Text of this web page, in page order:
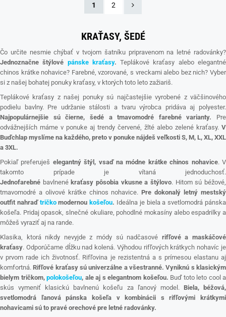
1
2
KRAŤASY, ŠEDÉ
Čo určite nesmie chýbať v tvojom šatníku pripravenom na letné radovánky?
Jednoznačne štýlové pánske kraťasy.Teplákové kraťasy alebo elegantné
chinos krátke nohavice? Farebné, vzorované, s vreckami alebo bez nich? Vyber
si z našej bohatej ponuky kraťasy, v ktorých toto leto zažiariš.
Teplákové kraťasy z našej ponuky sú najčastejšie vyrobené z väčšinového
podielu bavlny. Pre udržanie stálosti a tvaru výrobca pridáva aj polyester.
Najpopulárnejšie sú čierne, šedé a tmavomodré farebné varianty. Pre
odvážnejších máme v ponuke aj trendy červené, žlté alebo zelené kraťasy. V
Buďchlap myslíme na každého, preto v ponuke nájdeš veľkosti S, M, L, XL, XXL
a 3XL.
Pokiaľ preferuješ elegantný štýl, vsaď na módne krátke chinos nohavice. V
takomto prípade je vítaná jednoduchosť.
Jednofarebné bavlnenékraťasy pôsobia vkusne a štýlovo. Hitom sú béžové,
tmavomodré a olivové krátke chinos nohavice.Pre dokonalý letný mestský
outfit nahraď tričkomodernoukošeľou. Ideálna je biela a svetlomodrá pánska
košeľa. Pridaj opasok, slnečné okuliare, pohodlné mokasíny alebo espadrilky a
môžeš vyraziť aj na rande.
Klasika, ktorá nikdy nevyjde z módy sú nadčasové rifľové a maskáčové
kraťasy. Odporúčame dĺžku nad kolená. Výhodou rifľových krátkych nohavíc je
v prvom rade ich životnosť. Rifľovina je rezistentná a s prímesou elastanu aj
komfortná.Rifľové kraťasy sú univerzálne a všestranné. Vyniknú s klasickým
bielym tričkom, polokošeľou, ale aj s elegantnom košeľou. Buď toto leto cool a
skús vymeniť klasickú bavlnenú košeľu za ľanový model. Biela, béžová,
svetlomodrá ľanová pánska košeľa v kombinácii s rifľovými krátkymi
nohavicami sú to pravé orechové pre letné radovánky.